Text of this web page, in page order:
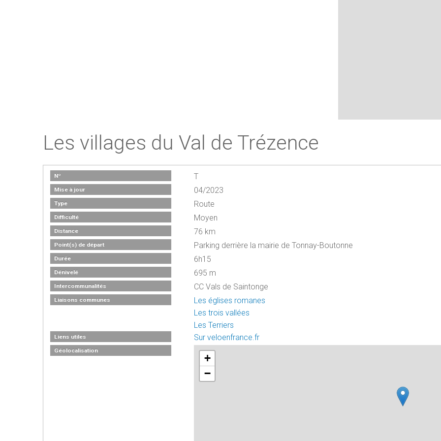
Les villages du Val de Trézence
Nº T
Mise à jour 04/2023
Type Route
Difficulté Moyen
Distance 76 km
Point(s) de départ Parking derrière la mairie de Tonnay-Boutonne
Durée 6h15
Dénivelé 695 m
Intercommunalités CC Vals de Saintonge
Liaisons communes
Les églises romanes
Les trois vallées
Les Terriers
Liens utiles Sur veloenfrance.fr
Géolocalisation
+
−